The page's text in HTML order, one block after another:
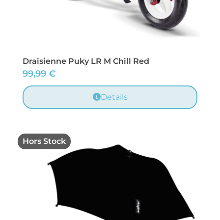
Draisienne Puky LR M Chill Red
99,99 €
Details
Hors Stock